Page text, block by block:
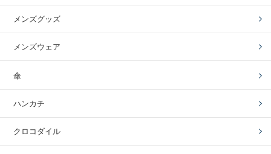
メンズグッズ
メンズウェア
傘
ハンカチ
クロコダイル